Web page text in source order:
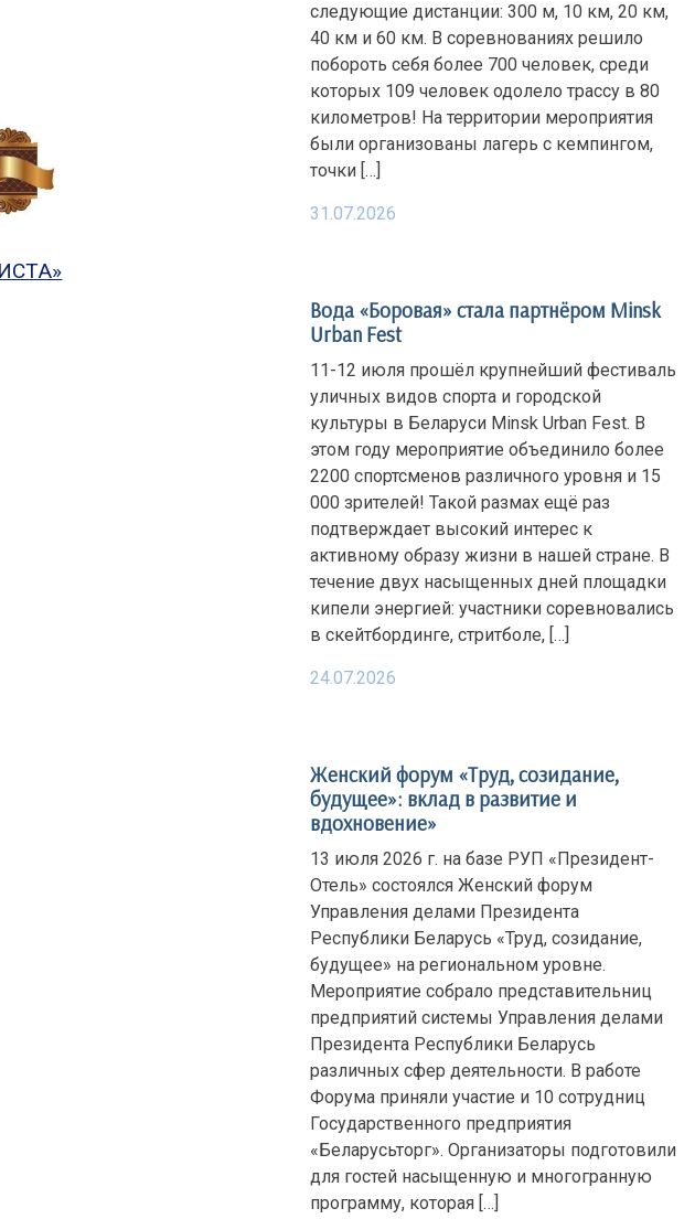
следующие дистанции: 300 м, 10 км, 20 км,
40 км и 60 км. В соревнованиях решило
побороть себя более 700 человек, среди
которых 109 человек одолело трассу в 80
километров! На территории мероприятия
были организованы лагерь с кемпингом,
точки […]
31.07.2026
Вода «Боровая» стала партнёром Minsk
Urban Fest
11-12 июля прошёл крупнейший фестиваль
уличных видов спорта и городской
культуры в Беларуси Minsk Urban Fest. В
этом году мероприятие объединило более
2200 спортсменов различного уровня и 15
000 зрителей! Такой размах ещё раз
подтверждает высокий интерес к
активному образу жизни в нашей стране. В
течение двух насыщенных дней площадки
кипели энергией: участники соревновались
в скейтбординге, стритболе, […]
24.07.2026
Женский форум «Труд, созидание,
будущее»: вклад в развитие и
вдохновение»
13 июля 2026 г. на базе РУП «Президент-
Отель» состоялся Женский форум
Управления делами Президента
Республики Беларусь «Труд, созидание,
будущее» на региональном уровне.
Мероприятие собрало представительниц
предприятий системы Управления делами
Президента Республики Беларусь
различных сфер деятельности. В работе
Форума приняли участие и 10 сотрудниц
Государственного предприятия
«Беларусьторг». Организаторы подготовили
для гостей насыщенную и многогранную
программу, которая […]